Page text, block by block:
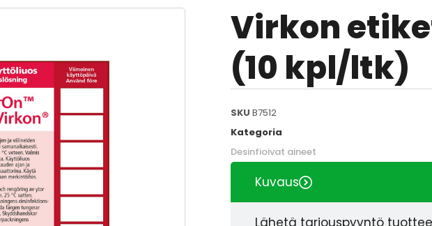
Virkon
(10 kpl/ltk)
SKU B7512
Kategoria
Desinfioivat aineet
Kuvaus
Lähetä tarjouspyyntö